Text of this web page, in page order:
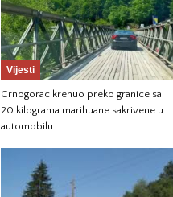
Vijesti
Crnogorac krenuo preko granice sa
20 kilograma marihuane sakrivene u
automobilu